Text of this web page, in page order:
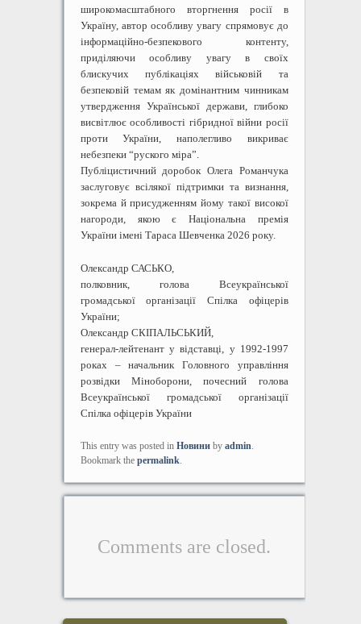
широкомасштабного вторгнення росії в
Україну, автор особливу увагу спрямовує до
інформаційно-безпекового контенту,
приділяючи особливу увагу в своїх
блискучих публікаціях військовій та
безпековій темам як домінантним чинникам
утвердження Української держави, глибоко
висвітлює особливості гібридної війни росії
проти України, наполегливо викриває
небезпеки “руского міраˮ.
Публіцистичний доробок Олега Романчука
заслуговує всілякої підтримки та визнання,
зокрема й присудженням йому такої високої
нагороди, якою є Національна премія
України імені Тараса Шевченка 2026 року.
Олександр САСЬКО,
полковник, голова Всеукраїнської
громадської організації Спілка офіцерів
України;
Олександр СКІПАЛЬСЬКИЙ,
генерал-лейтенант у відставці, у 1992-1997
роках – начальник Головного управління
розвідки Міноборони, почесний голова
Всеукраїнської громадської організації
Спілка офіцерів України
This entry was posted in Новиниby admin.
Bookmark the permalink.
Comments are closed.